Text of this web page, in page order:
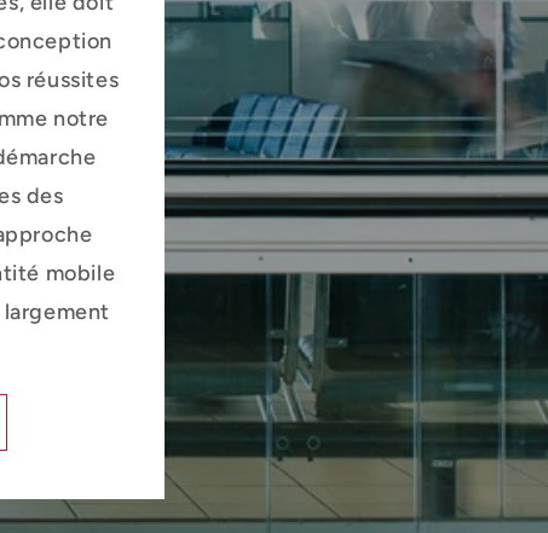
réussites
notre
des
mobile